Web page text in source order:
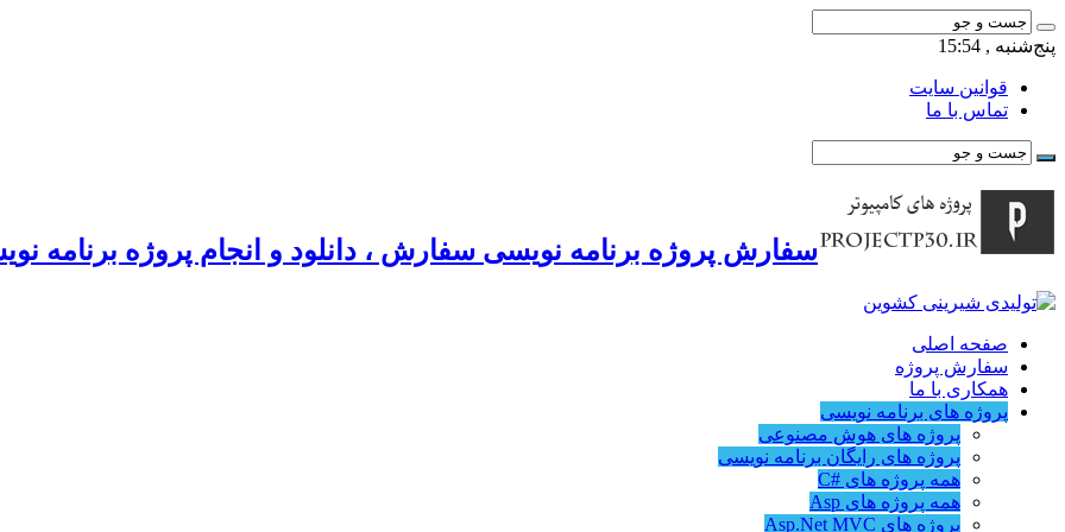
پنج‌شنبه , 15:54
قوانین سایت
تماس با ما
سفارش پروژه برنامه نویسی سفارش ، دانلود و انجام پروژه برنامه
صفحه اصلی
سفارش پروژه
همکاری با ما
پروژه های برنامه نویسی
پروژه های هوش مصنوعی
پروژه های رایگان برنامه نویسی
همه پروژه های #C
همه پروژه های Asp
پروژه های Asp.Net MVC